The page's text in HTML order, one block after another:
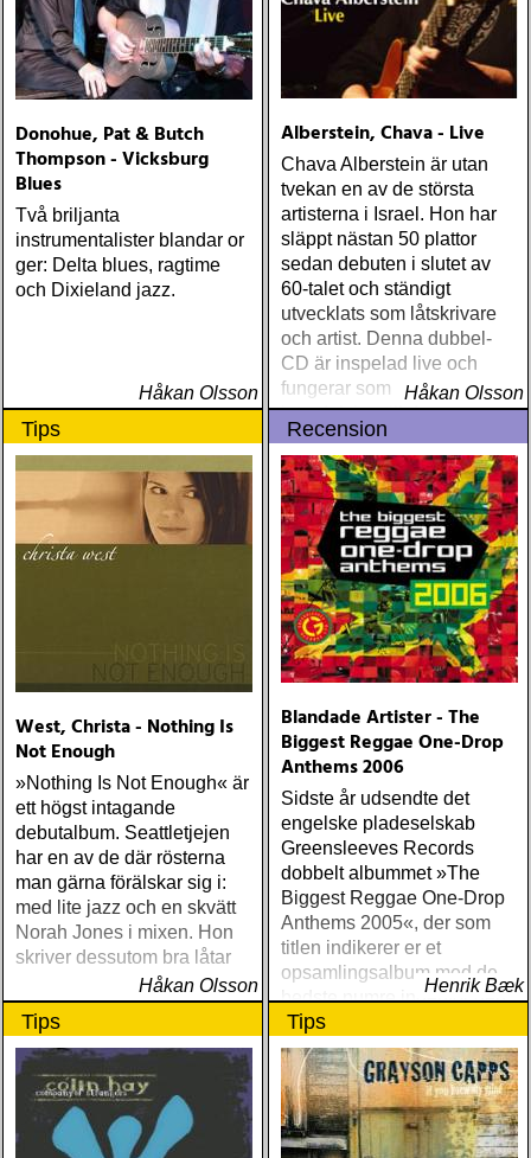
Donohue, Pat & Butch
Thompson - Vicksburg
Blues
Två briljanta
instrumentalister blandar or
ger: Delta blues, ragtime
och Dixieland jazz.
Håkan Olsson
Alberstein, Chava - Live
Chava Alberstein är utan
tvekan en av de största
artisterna i Israel. Hon har
släppt nästan 50 plattor
sedan debuten i slutet av
60-talet och ständigt
utvecklats som låtskrivare
och artist. Denna dubbel-
CD är inspelad live och
fungerar som en utmärkt
introduktion till denna
världsartist.
Håkan Olsson
Tips
West, Christa - Nothing Is
Not Enough
»Nothing Is Not Enough« är
ett högst intagande
debutalbum. Seattletjejen
har en av de där rösterna
man gärna förälskar sig i:
med lite jazz och en skvätt
Norah Jones i mixen. Hon
skriver dessutom bra låtar
Håkan Olsson
Recension
Blandade Artister - The
Biggest Reggae One-Drop
Anthems 2006
Sidste år udsendte det
engelske pladeselskab
Greensleeves Records
dobbelt albummet »The
Biggest Reggae One-Drop
Anthems 2005«, der som
titlen indikerer er et
opsamlingsalbum med de
bedste numre indenfor den
populære reggaestil kaldet
one-drop
Henrik Bæk
Tips Tips